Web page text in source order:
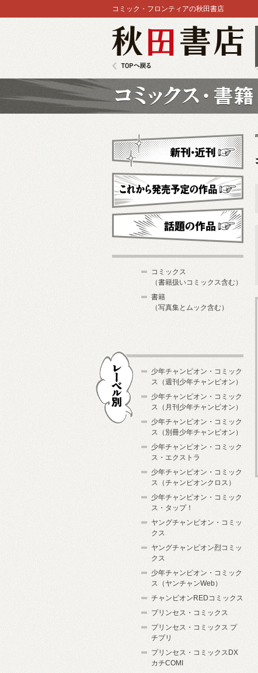
コミック・フロンティアの秋田書店
新刊・近刊
これから発売予定
コミックス
（書籍扱いコミックス含む）
書籍
（写真集とムック含む）
少年チャンピオン・コミック
ス（週刊少年チャンピオン）
少年チャンピオン・コミック
ス（月刊少年チャンピオン）
少年チャンピオン・コミック
ス（別冊少年チャンピオン）
少年チャンピオン・コミック
ス・エクストラ
少年チャンピオン・コミック
ス（チャンピオンクロス）
少年チャンピオン・コミック
ス・タップ！
ヤングチャンピオン・コミッ
クス
ヤングチャンピオン烈コミッ
クス
少年チャンピオン・コミック
ス（ヤンチャンWeb）
チャンピオンREDコミックス
プリンセス・コミックス
プリンセス・コミックス プ
チプリ
プリンセス・コミックスDX
カチCOMI